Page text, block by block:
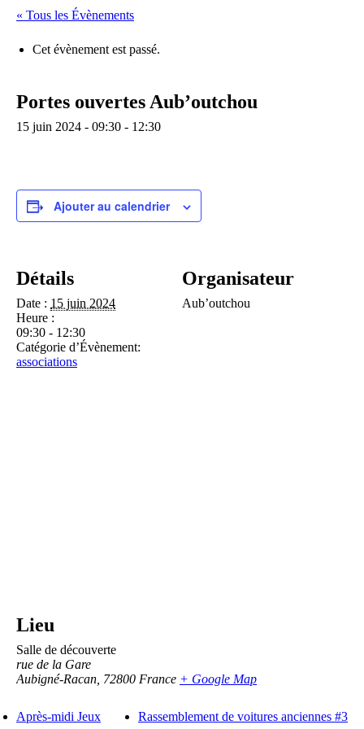
« Tous les Évènements
Cet évènement est passé.
Portes ouvertes Aub’outchou
15 juin 2024 - 09:30 - 12:30
Ajouter au calendrier
Détails
Date : 15 juin 2024
Heure :
09:30 - 12:30
Catégorie d’Évènement:
associations
Organisateur
Aub’outchou
Lieu
Salle de découverte
rue de la Gare
Aubigné-Racan 72800 France + Google Map
Après-midi Jeux Rassemblement de voitures anciennes #3